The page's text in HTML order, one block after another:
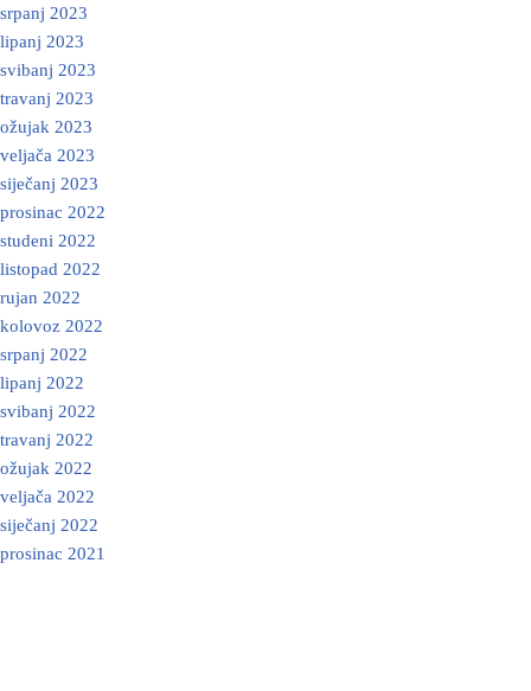
srpanj 2023
lipanj 2023
svibanj 2023
travanj 2023
ožujak 2023
veljača 2023
siječanj 2023
prosinac 2022
studeni 2022
listopad 2022
rujan 2022
kolovoz 2022
srpanj 2022
lipanj 2022
svibanj 2022
travanj 2022
ožujak 2022
veljača 2022
siječanj 2022
prosinac 2021